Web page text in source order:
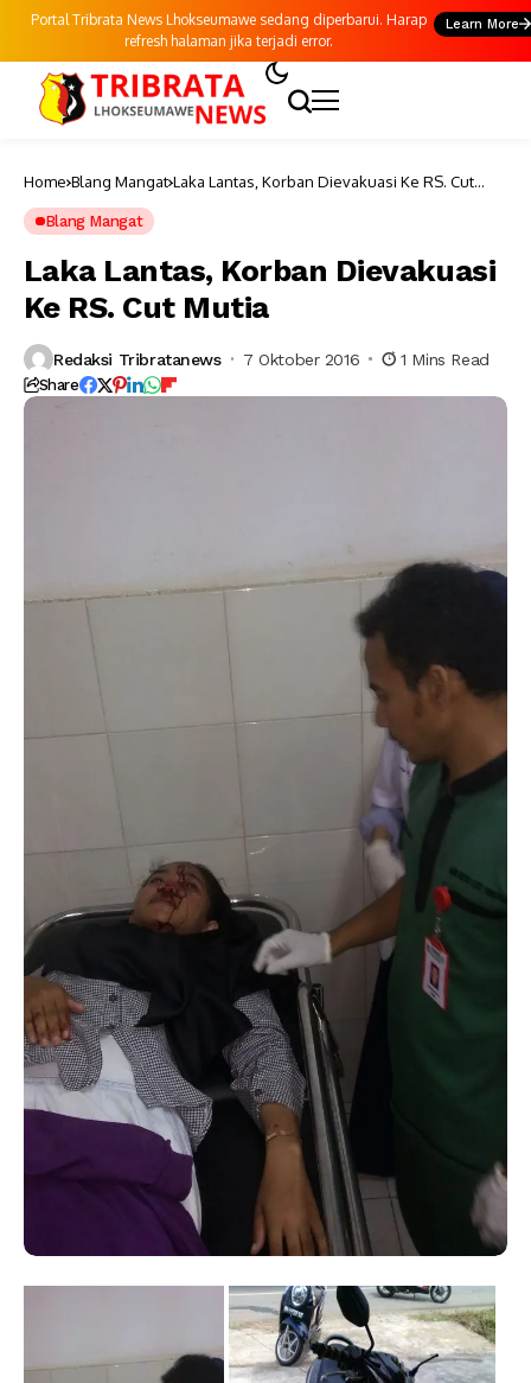
Portal Tribrata News Lhokseumawe sedang diperbarui. Harap
refresh halaman jika terjadi error.
Learn More
Home Blang Mangat Laka Lantas, Korban Dievakuasi Ke RS. Cut
Blang Mangat
Laka Lantas, Korban Dievakuasi
Ke RS. Cut Mutia
Redaksi Tribratanews 7 Oktober 2016 1 Mins Read
Share